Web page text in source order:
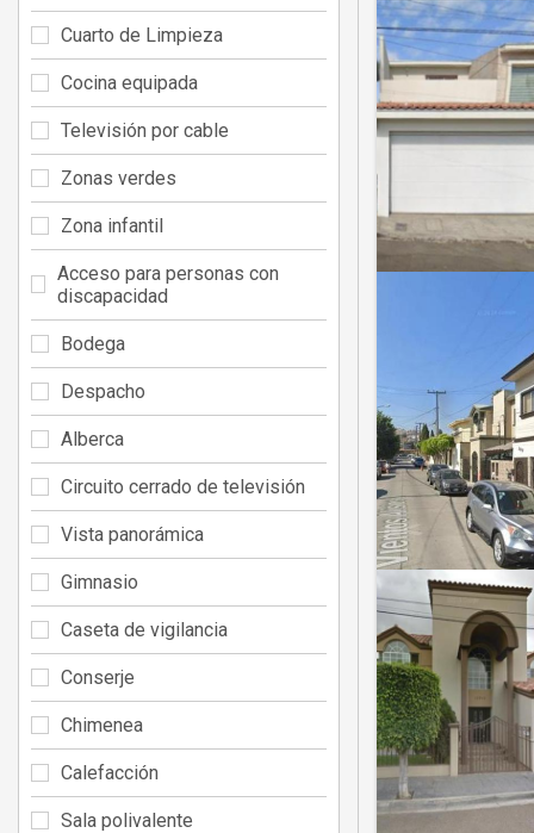
Cuarto de Limpieza
Cocina equipada
Televisión por cable
Zonas verdes
Zona infantil
Acceso para personas con
discapacidad
Bodega
Despacho
Alberca
Circuito cerrado de televisión
Vista panorámica
Gimnasio
Caseta de vigilancia
Conserje
Chimenea
Calefacción
Sala polivalente